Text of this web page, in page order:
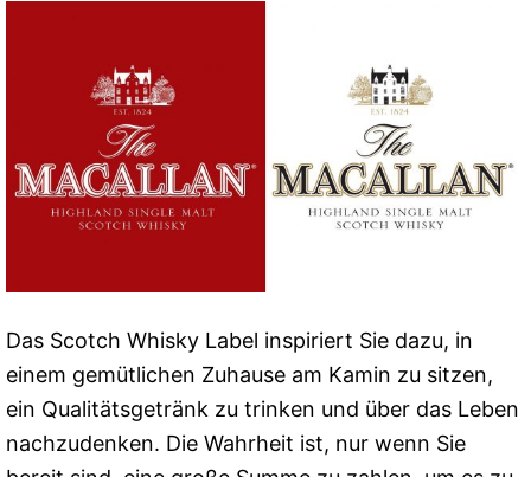
Das Scotch Whisky Label inspiriert Sie dazu, in
einem gemütlichen Zuhause am Kamin zu sitzen,
ein Qualitätsgetränk zu trinken und über das Leben
nachzudenken. Die Wahrheit ist, nur wenn Sie